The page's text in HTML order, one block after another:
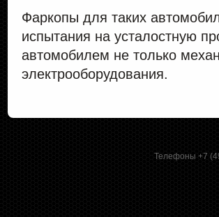
Фаркопы для таких
испытания на усталостную
автомобилем не только
электрооборудования.
Телефоны +7